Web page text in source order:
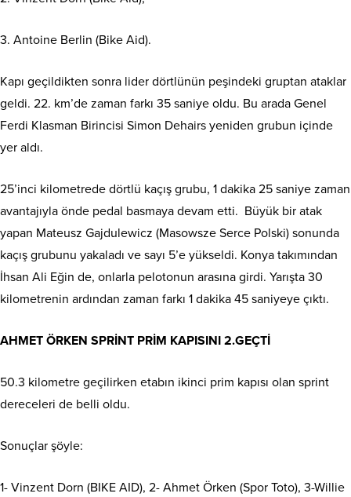
3. Antoine Berlin (Bike Aid).
Kapı geçildikten sonra lider dörtlünün peşindeki gruptan ataklar
geldi. 22. km’de zaman farkı 35 saniye oldu. Bu arada Genel
Ferdi Klasman Birincisi Simon Dehairs yeniden grubun içinde
yer aldı.
25’inci kilometrede dörtlü kaçış grubu, 1 dakika 25 saniye zaman
avantajıyla önde pedal basmaya devam etti. Büyük bir atak
yapan Mateusz Gajdulewicz (Masowsze Serce Polski) sonunda
kaçış grubunu yakaladı ve sayı 5’e yükseldi. Konya takımından
İhsan Ali Eğin de, onlarla pelotonun arasına girdi. Yarışta 30
kilometrenin ardından zaman farkı 1 dakika 45 saniyeye çıktı.
AHMET ÖRKEN SPRİNT PRİM KAPISINI 2.GEÇTİ
50.3 kilometre geçilirken etabın ikinci prim kapısı olan sprint
dereceleri de belli oldu.
Sonuçlar şöyle:
1- Vinzent Dorn (BIKE AID), 2- Ahmet Örken (Spor Toto), 3-Willie